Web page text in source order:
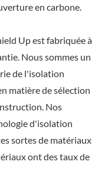
en carbone.
Up est fabriquée à
Nous sommes un
de l'isolation
matière de sélection
Nos
d'isolation
sortes de matériaux
ont des taux de